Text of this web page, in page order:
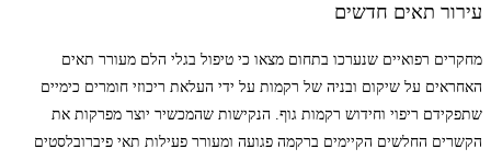
עירור תאים חדשים
מחקרים רפואיים שנערכו בתחום מצאו כי טיפול בגלי הלם מעורר תאים
האחראים על שיקום ובניה של רקמות על ידי העלאת ריכוזי חומרים כימיים
שתפקידם ריפוי וחידוש רקמות גוף. הנקישות שהמכשיר יוצר מפרקות את
הקשרים החלשים הקיימים ברקמה פגועה ומעורר פעילות תאי פיברובלסטים